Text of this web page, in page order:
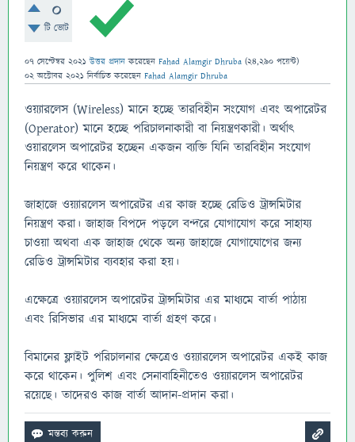
0
টি ভোট
07 সেপ্টেম্বর 2021 উত্তর প্রদান করেছেন Fahad Alamgir Dhruba (24,290 পয়েন্ট)
02 অক্টোবর 2021 নির্বাচিত করেছেন Fahad Alamgir Dhruba
ওয়্যারলেস (Wireless) মানে হচ্ছে তারবিহীন সংযোগ এবং অপারেটর
(Operator) মানে হচ্ছে পরিচালনাকারী বা নিয়ন্ত্রণকারী। অর্থাৎ
ওয়ারলেস অপারেটর হচ্ছেন একজন ব্যক্তি যিনি তারবিহীন সংযোগ
নিয়ন্ত্রণ করে থাকেন।
জাহাজে ওয়্যারলেস অপারেটর এর কাজ হচ্ছে রেডিও ট্রান্সমিটার
নিয়ন্ত্রণ করা। জাহাজ বিপদে পড়লে বন্দরে যোগাযোগ করে সাহায্য
চাওয়া অথবা এক জাহাজ থেকে অন্য জাহাজে যোগাযোগের জন্য
রেডিও ট্রান্সমিটার ব্যবহার করা হয়।
এক্ষেত্রে ওয়্যারলেস অপারেটর ট্রান্সমিটার এর মাধ্যমে বার্তা পাঠায়
এবং রিসিভার এর মাধ্যমে বার্তা গ্রহণ করে।
বিমানের ফ্লাইট পরিচালনার ক্ষেত্রেও ওয়্যারলেস অপারেটর একই কাজ
করে থাকেন। পুলিশ এবং সেনাবাহিনীতেও ওয়্যারলেস অপারেটর
রয়েছে। তাদেরও কাজ বার্তা আদান-প্রদান করা।